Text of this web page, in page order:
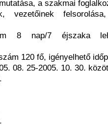
a szakmai
vezetőinek
8 nap/7 éjszaka
120 fő, igényelhető
08. 25-2005. 10. 30.